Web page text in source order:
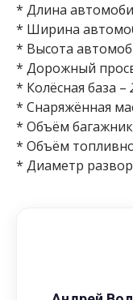
* Длина
* Ширина
* Высота
* Дорожный
* Колёсная база –
* Снаряжённая
* Объём
* Объём
* Диаметр